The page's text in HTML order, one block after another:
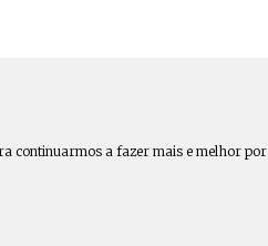
continuarmos a fazer mais e melhor por